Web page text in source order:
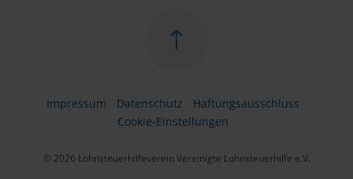
Impressum Datenschutz
Haftungsausschluss
Cookie-Einstellungen
© 2026 Lohnsteuerhilfeverein Vereinigte Lohnsteuerhilfe e.V.